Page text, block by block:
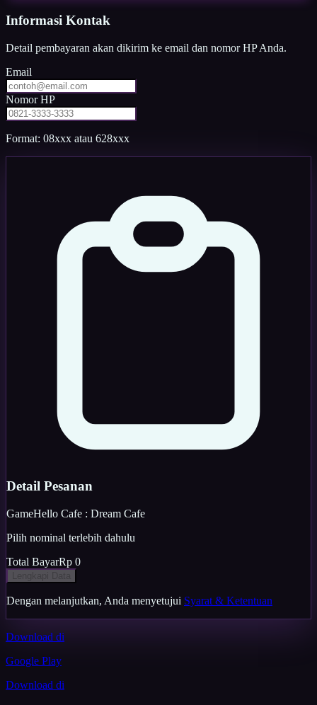
Informasi Kontak
Detail pembayaran akan dikirim ke email dan nomor HP Anda.
Email
Nomor HP
Format: 08xxx atau 628xxx
Detail Pesanan
GameHello Cafe : Dream Cafe
Pilih nominal terlebih dahulu
Total BayarRp 0
Dengan melanjutkan, Anda menyetujui Syarat & Ketentuan
Download di
Google Play
Download di